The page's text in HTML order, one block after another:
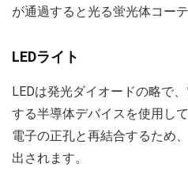
が通過すると光る蛍光体コー
LEDライト
LEDは発光ダイオードの略で
する半導体デバイスを使用し
電子の正孔と再結合するため
出されます。